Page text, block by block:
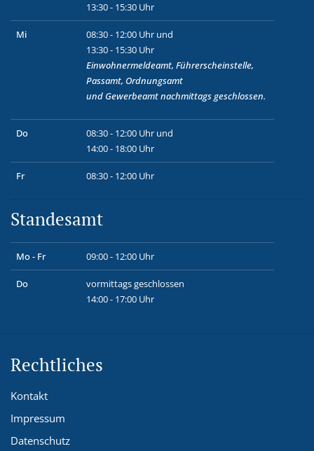
13:30 - 15:30 Uhr
Mi
08:30 - 12:00 Uhr und
13:30 - 15:30 Uhr
Einwohnermeldeamt, Führerscheinstelle,
Passamt, Ordnungsamt
und Gewerbeamtnachmittags geschlossen.
Do
08:30 - 12:00 Uhr und
14:00 - 18:00 Uhr
Fr 08:30 - 12:00 Uhr
Standesamt
Mo - Fr 09:00 - 12:00 Uhr
Do
vormittags geschlossen
14:00 - 17:00 Uhr
Rechtliches
Kontakt
Impressum
Datenschutz